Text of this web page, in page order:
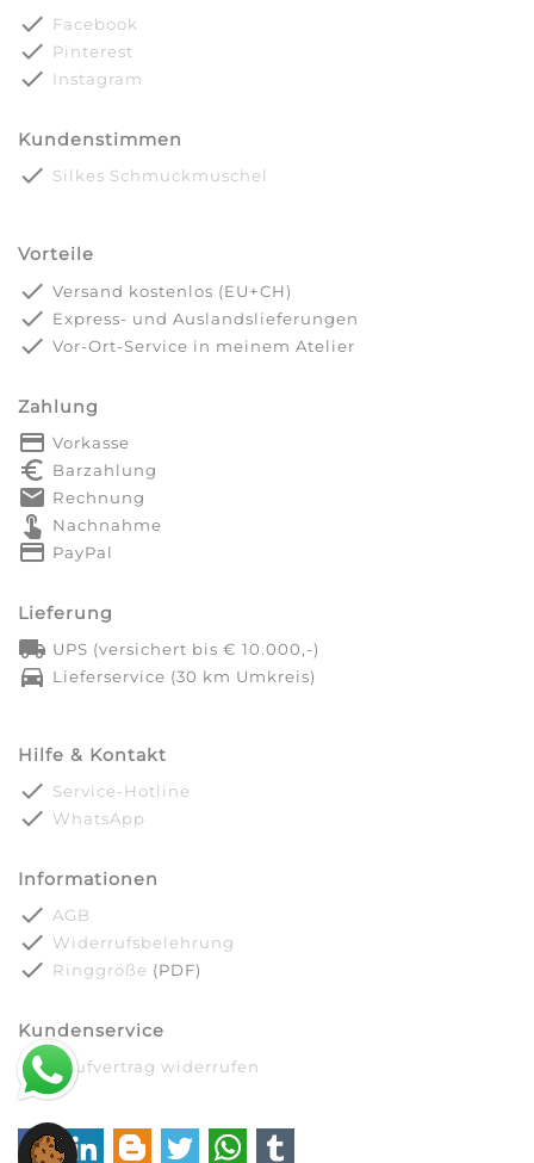
done Facebook
done Pinterest
done Instagram
Kundenstimmen
done Silkes Schmuckmuschel
Vorteile
done Versand kostenlos (EU+CH)
done Express- und Auslandslieferungen
done Vor-Ort-Service in meinem Atelier
Zahlung
payment Vorkasse
euro_symbol Barzahlung
markunread Rechnung
touch_app Nachnahme
credit_card PayPal
Lieferung
local_shipping UPS (versichert bis € 10.000,-)
directions_car Lieferservice (30 km Umkreis)
Hilfe & Kontakt
done Service-Hotline
done WhatsApp
Informationen
done AGB
done Widerrufsbelehrung
done Ringgröße (PDF)
Kundenservice
done Kaufvertrag widerrufen